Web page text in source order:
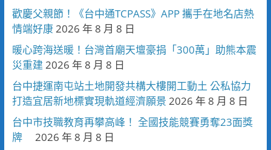
歡慶父親節！《台中通TCPASS》APP 攜手在地名店熱
情端好康 2026 年 8 月 8 日
暖心跨海送暖！台灣首廟天壇豪捐「300萬」助熊本震
災重建 2026 年 8 月 8 日
台中捷運南屯站土地開發共構大樓開工動土 公私協力
打造宜居新地標實現軌道經濟願景 2026 年 8 月 8 日
台中市技職教育再攀高峰！ 全國技能競賽勇奪23面獎
牌
2026 年 8 月 8 日